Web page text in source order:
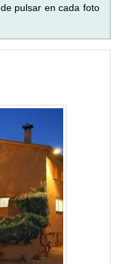
pulsar en cada foto